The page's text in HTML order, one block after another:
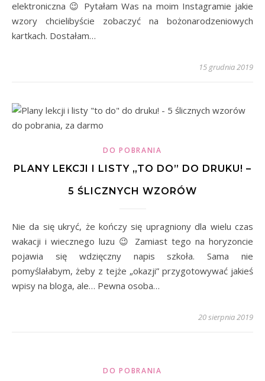
elektroniczna 😉 Pytałam Was na moim Instagramie jakie
wzory chcielibyście zobaczyć na bożonarodzeniowych
kartkach. Dostałam…
15 grudnia 2019
DO POBRANIA
PLANY LEKCJI I LISTY „TO DO” DO DRUKU! –
5 ŚLICZNYCH WZORÓW
Nie da się ukryć, że kończy się upragniony dla wielu czas
wakacji i wiecznego luzu 😉 Zamiast tego na horyzoncie
pojawia się wdzięczny napis szkoła. Sama nie
pomyślałabym, żeby z tejże „okazji” przygotowywać jakieś
wpisy na bloga, ale… Pewna osoba…
20 sierpnia 2019
DO POBRANIA